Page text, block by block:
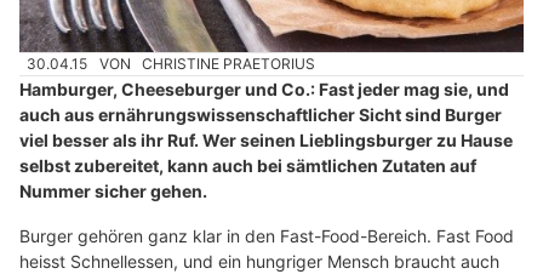
30.04.15 VON CHRISTINE PRAETORIUS
Hamburger, Cheeseburger und Co.: Fast jeder mag sie, und
auch aus ernährungswissenschaftlicher Sicht sind Burger
viel besser als ihr Ruf. Wer seinen Lieblingsburger zu Hause
selbst zubereitet, kann auch bei sämtlichen Zutaten auf
Nummer sicher gehen.
Burger gehören ganz klar in den Fast-Food-Bereich. Fast Food
heisst Schnellessen, und ein hungriger Mensch braucht auch